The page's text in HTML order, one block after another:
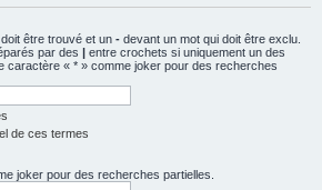
e
être trouvé et un - devant un mot qui doit être exclu.
par des | entre crochets si uniquement un des
caractère « * » comme joker pour des recherches
de ces termes
joker pour des recherches partielles.